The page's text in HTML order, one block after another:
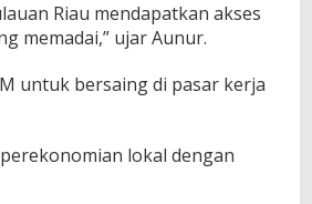
Riau mendapatkan akses
memadai,” ujar Aunur.
untuk bersaing di pasar kerja
lokal dengan